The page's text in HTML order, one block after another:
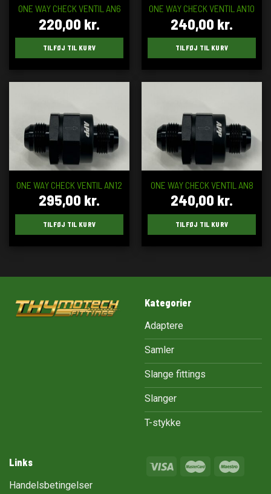
ONE WAY CHECK VENTIL AN6
220,00 kr.
TILFØJ TIL KURV
ONE WAY CHECK VENTIL AN10
240,00 kr.
TILFØJ TIL KURV
ONE WAY CHECK VENTIL AN12
295,00 kr.
TILFØJ TIL KURV
ONE WAY CHECK VENTIL AN8
240,00 kr.
TILFØJ TIL KURV
Kategorier
Adaptere
Samler
Slange fittings
Slanger
T-stykke
Links
Handelsbetingelser